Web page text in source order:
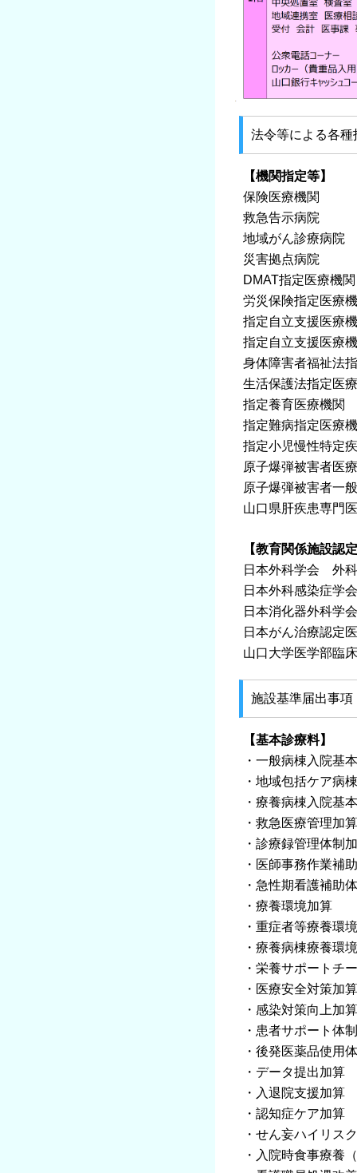
法令等による各種
【機関指定等】
保険医療機関
救急告示病院
地域がん診療病院
災害拠点病院
DMAT指定医療機
労災保険指定医療
指定自立支援医療
指定自立支援医療
身体障害者福祉法
生活保護法指定医
指定養育医療機関
指定難病指定医療
指定小児慢性特定
原子爆弾被害者医
原子爆弾被害者一
山口県肝疾患専門
【教育関係施設認
日本外科学会 外
日本外科感染症学
日本消化器外科学
日本がん治療認定
山口大学医学部臨
施設基準届出事項
【基本診療料】
・一般病棟入院基
・地域包括ケア病
・療養病棟入院基
・救急医療管理加算
・診療録管理体制
・医師事務作業補
・急性期看護補助
・療養環境加算
・重症者等療養環
・療養病棟療養環
・栄養サポートチ
・医療安全対策加
・感染対策向上加
・患者サポート体
・後発医薬品使用
・データ提出加算
・入退院支援加算
・認知症ケア加算
・せん妄ハイリス
・入院時食事療養